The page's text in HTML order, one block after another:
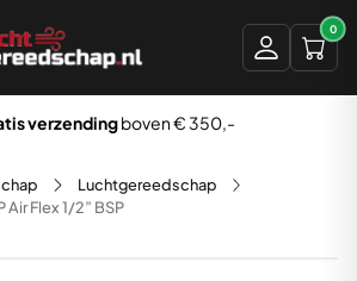
0
verzendingboven € 350,-
Luchtgereedschap
Air Flex 1/2” BSP